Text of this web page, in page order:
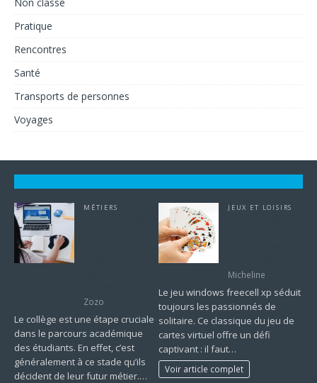
Pratique
Rencontres
Santé
Transports de personnes
Voyages
MÉTIERS
Zozo
Le collège est une étape cruciale
dans le parcours académique
des étudiants. En effet, c’est
généralement à ce stade qu’ils
décident de leur futur métier.…
JEUX ET LOISIRS
Micheline
Le jeu windows freecell xp séduit
toujours les passionnés de
solitaire. Ce classique du jeu de
cartes virtuel offre un défi
captivant : il faut…
Voir article complet